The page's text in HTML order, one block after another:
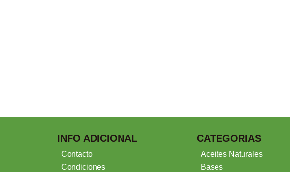
INFO ADICIONAL
Contacto
Condiciones
CATEGORIAS
Aceites Naturales
Bases